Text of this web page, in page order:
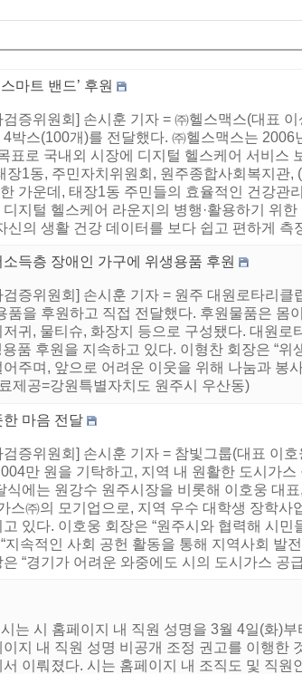
마트 밴드’ 후원
증위원회] 손시훈 기자 = ㈜헬스맥스(대표
박스(100개)를 전달했다. ㈜헬스맥스는 2006
표로 국내외 시장에 디지털 헬스케어 서비스
장1동, 주민자치위원회, 원주종합사회복지관,
가운데, 태장1동 주민들의 효율적인 건강관
지털 헬스케어 라운지의 병행·활용하기 위
신의 생활 건강 데이터를 보다 쉽고 편하게 측
득층 장애인 가구에 위생용품 후원
증위원회] 손시훈 기자 = 원주 대원로타리클
품을 후원하고 직접 전달했다. 후원물품은 몸
귀, 물티슈, 화장지 등으로 구성됐다. 대원로
품 후원을 지속하고 있다. 이형찬 회장은 “
주며, 앞으로 어려운 이웃을 위해 나눔과 봉
제공=강원특별자치도 원주시 우산동)
마음 전달
증위원회] 손시훈 기자 = 참빛그룹(대표 이
만 원을 기탁하고, 지역 내 원활한 도시가
식에는 원강수 원주시장을 비롯해 이호웅 대
스㈜의 모기업으로, 지역 우수 대학생 장학사
있다. 이호웅 회장은 “원주시와 협력해 시
지속적인 사회 공헌 활동을 통해 지역사회 발
“경기가 어려운 와중에도 시의 도시가스 공
는 시 홈페이지 내 직원 성명을 3월 4일(화)
지 내 직원 성명 비공개 조정 권고를 이행한
이뤄졌다. 시는 홈페이지 내 조직도 및 직원